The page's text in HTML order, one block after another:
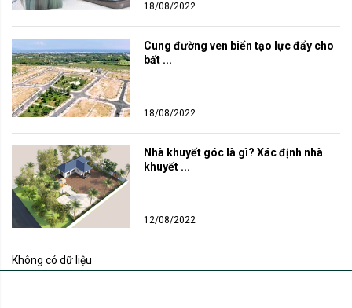
18/08/2022
Cung đường ven biển tạo lực đẩy cho
bất ...
18/08/2022
Nhà khuyết góc là gì? Xác định nhà
khuyết ...
12/08/2022
Không có dữ liệu